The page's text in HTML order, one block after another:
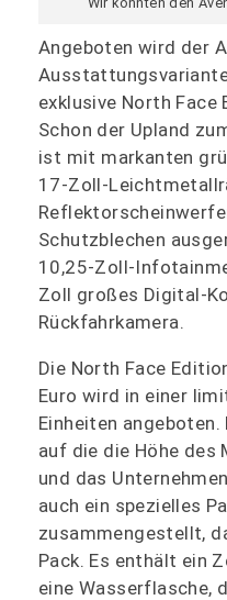
Angeboten wird der
exklusive North Face
Schon der Upland
ist mit markanten
17-Zoll-
Schutzblechen
10,25-Zoll-
Zoll großes Digital-
Rückfahrkamera.
Die North Face
Euro wird in einer
Einheiten
auf die die Höhe des
und das
auch ein spezielles
zusammengestellt,
Pack. Es enthält ein
eine Wasserflasche,